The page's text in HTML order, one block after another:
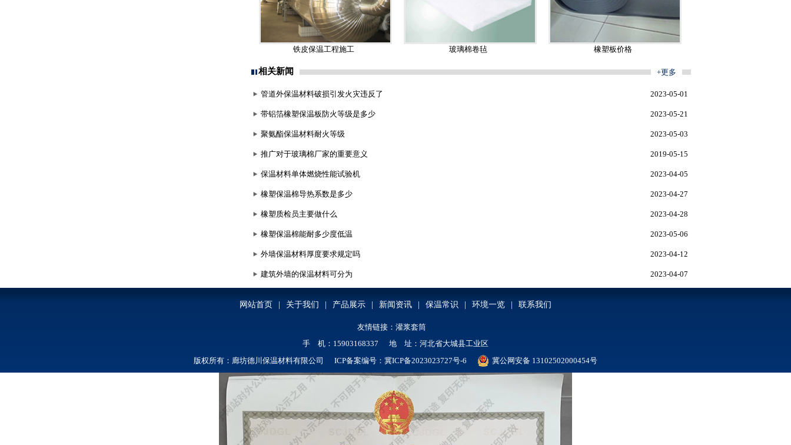
铁皮保温工程施工 玻璃棉卷毡 橡塑板价格
相关新闻 +更多
2023-05-01
管道外保温材料破损引发火灾违反了
2023-05-21
带铝箔橡塑保温板防火等级是多少
2023-05-03
聚氨酯保温材料耐火等级
2019-05-15
推广对于玻璃棉厂家的重要意义
2023-04-05
保温材料单体燃烧性能试验机
2023-04-27
橡塑保温棉导热系数是多少
2023-04-28
橡塑质检员主要做什么
2023-05-06
橡塑保温棉能耐多少度低温
2023-04-12
外墙保温材料厚度要求规定吗
2023-04-07
建筑外墙的保温材料可分为
网站首页 关于我们 产品展示 新闻资讯 保温常识 环境一览 联系我们
友情链接： 灌浆套筒
手 机：15903168337 地 址：河北省大城县工业区
版权所有：廊坊德川保温材料有限公司 ICP备案编号： 冀ICP备2023023727号-6 冀公网安备 13102502000454号